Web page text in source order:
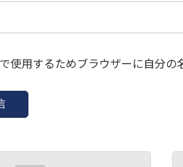
使用するためブラウザーに自分の